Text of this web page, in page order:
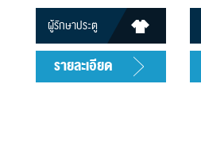
ผู้รักษาประตู
13
รายละเอียด